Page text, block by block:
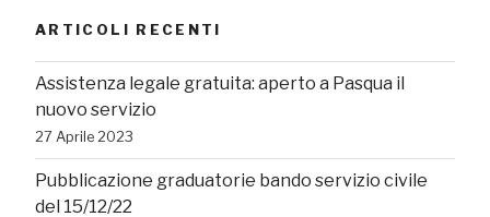
ARTICOLI RECENTI
Assistenza legale gratuita: aperto a Pasqua il
nuovo servizio
27 Aprile 2023
Pubblicazione graduatorie bando servizio civile
del 15/12/22